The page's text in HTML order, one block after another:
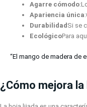
Agarre cómodo
Apariencia única
Durabilidad Si se
EcológicoPara
“El mango de madera de
¿Cómo mejora